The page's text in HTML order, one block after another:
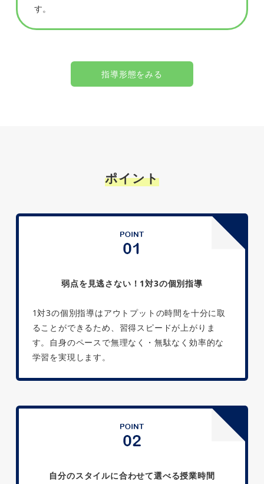
す。
指導形態をみる
ポイント
弱点を見逃さない！1対3の個別指導
1対3の個別指導はアウトプットの時間を十分に取
ることができるため、習得スピードが上がりま
す。自身のペースで無理なく・無駄なく効率的な
学習を実現します。
自分のスタイルに合わせて選べる授業時間